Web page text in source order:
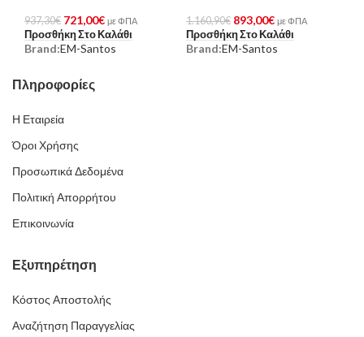
937,30€ 721,00€ με ΦΠΑ
Προσθήκη Στο Καλάθι
Brand:EM-Santos
1.160,90€ 893,00€ με ΦΠΑ
Προσθήκη Στο Καλάθι
Brand:EM-Santos
Πληροφορίες
Η Εταιρεία
Όροι Χρήσης
Προσωπικά Δεδομένα
Πολιτική Απορρήτου
Επικοινωνία
Εξυπηρέτηση
Κόστος Αποστολής
Αναζήτηση Παραγγελίας